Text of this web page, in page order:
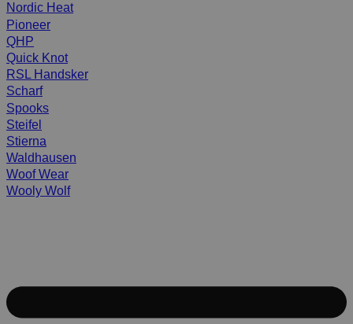
Nordic Heat
Pioneer
QHP
Quick Knot
RSL Handsker
Scharf
Spooks
Steifel
Stierna
Waldhausen
Woof Wear
Wooly Wolf